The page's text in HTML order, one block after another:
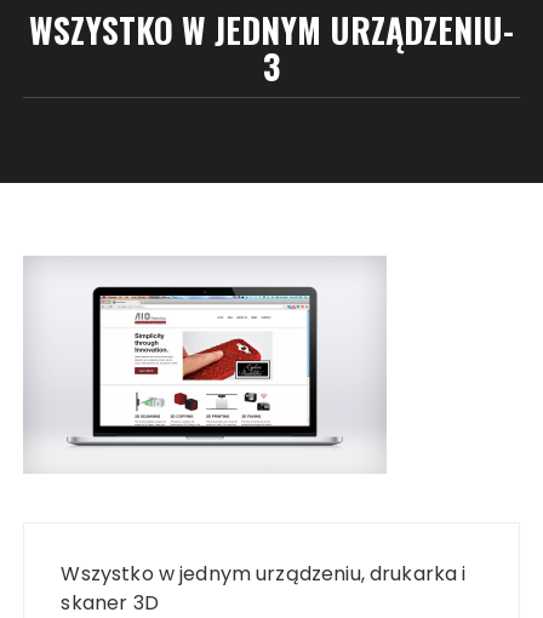
WSZYSTKO W JEDNYM URZĄDZENIU-
3
wpisu
Wszystko w jednym urządzeniu, drukarka i
skaner 3D